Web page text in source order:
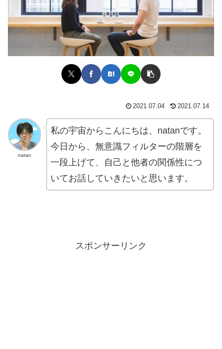
2021.07.04 2021.07.14
natan
私の宇宙からこんにちは、natanです。
今日から、無意識フィルターの階層を
一段上げて、自己と他者の関係性につ
いてお話していきたいと思います。
スポンサーリンク